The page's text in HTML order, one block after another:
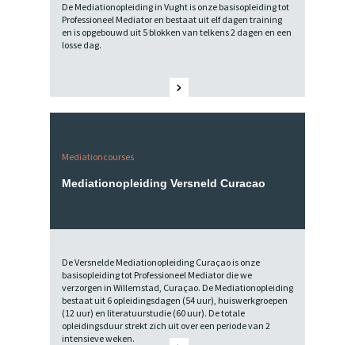
De Mediationopleiding in Vught is onze basisopleiding tot
Professioneel Mediator en bestaat uit elf dagen training
en is opgebouwd uit 5 blokken van telkens 2 dagen en een
losse dag.
Mediationcourses
Mediationopleiding Versneld Curacao
De Versnelde Mediationopleiding Curaçao is onze
basisopleiding tot Professioneel Mediator die we
verzorgen in Willemstad, Curaçao. De Mediationopleiding
bestaat uit 6 opleidingsdagen (54 uur), huiswerkgroepen
(12 uur) en literatuurstudie (60 uur). De totale
opleidingsduur strekt zich uit over een periode van 2
intensieve weken.